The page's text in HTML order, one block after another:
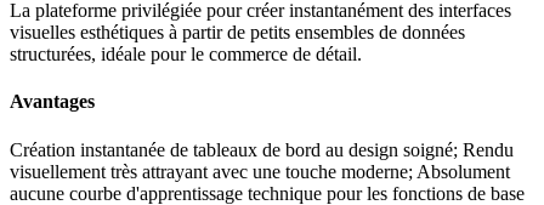
La plateforme privilégiée pour créer instantanément des interfaces
visuelles esthétiques à partir de petits ensembles de données
structurées, idéale pour le commerce de détail.
Avantages
Création instantanée de tableaux de bord au design soigné; Rendu
visuellement très attrayant avec une touche moderne; Absolument
aucune courbe d'apprentissage technique pour les fonctions de base